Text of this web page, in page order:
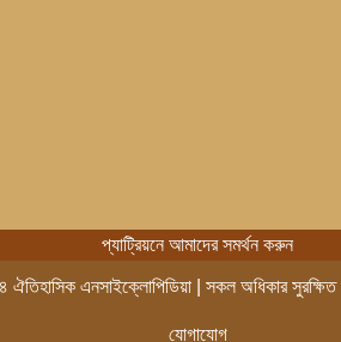
প্যাট্রিয়নে আমাদের সমর্থন করুন
এনসাইক্লোপিডিয়া | সকল অধিকার সুরক্ষিত |
যোগাযোগ